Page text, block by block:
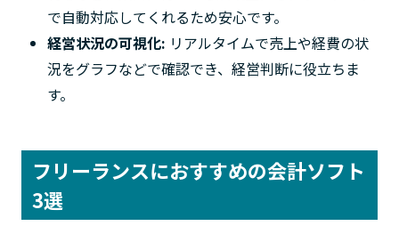
で自動対応してくれるため安心です。
経営状況の可視化: リアルタイムで売上や経費の状
況をグラフなどで確認でき、経営判断に役立ちま
す。
フリーランスにおすすめの会計ソフト
3選